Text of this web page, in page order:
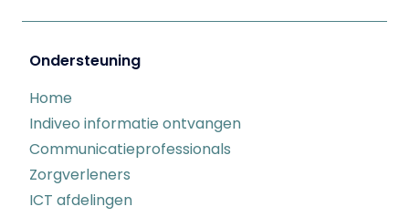
Ondersteuning
Home
Indiveo informatie ontvangen
Communicatieprofessionals
Zorgverleners
ICT afdelingen